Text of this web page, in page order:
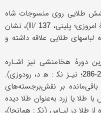
طلایی روی منسوجات شاه
137
)، نشان
طلایی علاقه داشته‌ و
دورۀ هخامنشی نیز اشـاره
؛ نیـز نک‍ : ه‍ د، رودوزی).
باقی‌مانده بر نقش‌برجسته‌های
طلا یا زرد به‌عنوان طلا دیده
طلا در لبـاس (نک‍ : همانجا)،